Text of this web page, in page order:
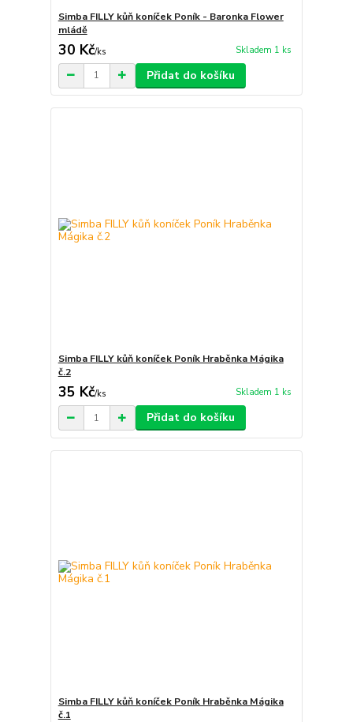
Simba FILLY kůň koníček Poník - Baronka Flower
mládě
30 Kč/ks Skladem 1 ks
Přidat do košíku
Simba FILLY kůň koníček Poník Hraběnka Mágika
č.2
35 Kč/ks Skladem 1 ks
Přidat do košíku
Simba FILLY kůň koníček Poník Hraběnka Mágika
č.1